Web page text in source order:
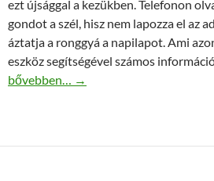
ezt újsággal a kezükben. Telefonon
gondot a szél, hisz nem lapozza el az
áztatja a ronggyá a napilapot. Ami
eszköz segítségével számos
Történések magazin – Ahol, nincs
bővebben… →